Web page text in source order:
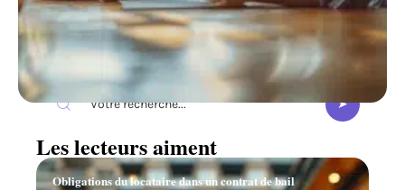
Recherche
Les lecteurs aiment
Obligations du locataire dans un contrat de bail